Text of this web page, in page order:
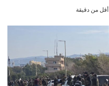
أقل من دقيقة